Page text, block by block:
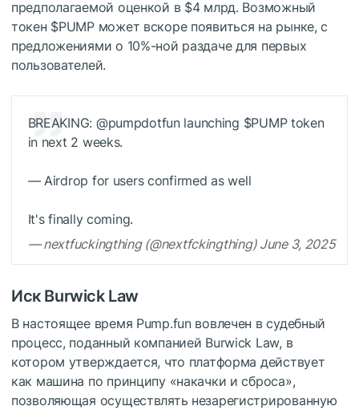
предполагаемой оценкой в ​​$4 млрд. Возможный
токен $PUMPможет вскоре появиться на рынке, с
предложениями о 10%-ной раздаче для первых
пользователей.
BREAKING: @pumpdotfun launching $PUMPtoken
in next 2 weeks.
— Airdrop for users confirmed as well
It's finally coming.
— nextfuckingthing (@nextfckingthing) June 3, 2025
Иск Burwick Law
В настоящее время Pump.fun вовлечен в судебный
процесс, поданный компанией Burwick Law, в
котором утверждается, что платформа действует
как машина по принципу «накачки и сброса»,
позволяющая осуществлять незарегистрированную